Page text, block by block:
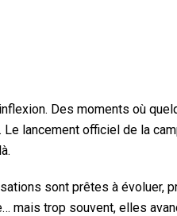
Des moments où
lancement officiel de la
sont prêtes à évoluer,
mais trop souvent, elles